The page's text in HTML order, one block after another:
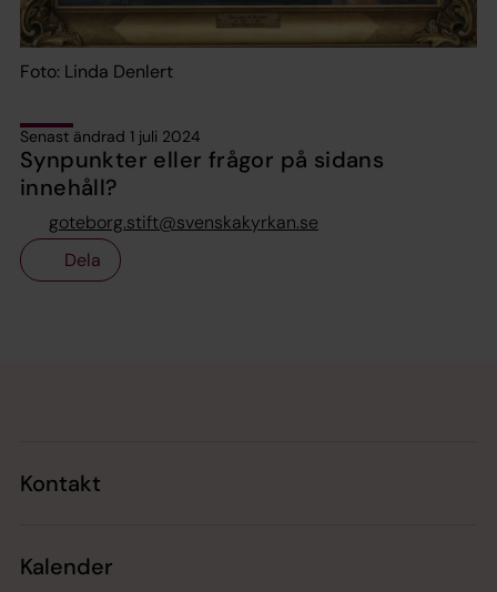
Foto: Linda Denlert
Senast ändrad 1 juli 2024
Synpunkter eller frågor på sidans
innehåll?
goteborg.stift@svenskakyrkan.se
Dela
Kontakt
Kalender